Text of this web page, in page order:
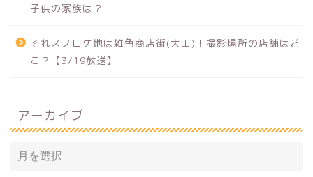
子供の家族は？
それスノロケ地は雑色商店街(大田)！撮影場所の店舗はど
こ？【3/19放送】
アーカイブ